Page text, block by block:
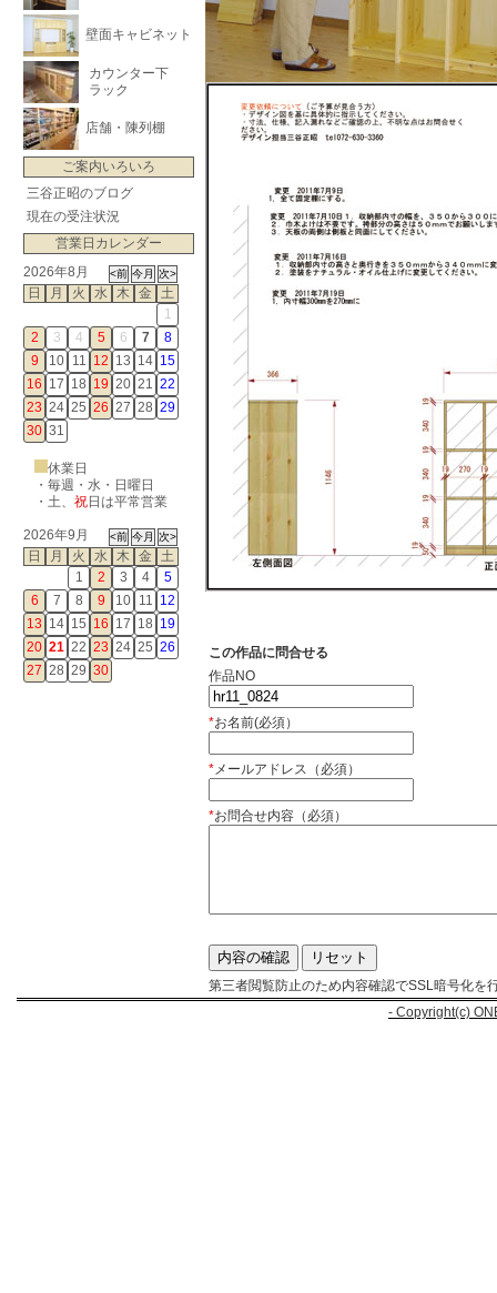
壁面キャビネット
カウンター下
ラック
店舗・陳列棚
ご案内いろいろ
三谷正昭のブログ
現在の受注状況
営業日カレンダー
2026年8月
日
月 火 水 木 金
土
1
2
3 4 5 6 7
8
9
10 11 12 13 14 15
16 17 18 19 20 21 22
23 24 25 26 27 28 29
30 31
休業日
・毎週・水・日曜日
・ 土、 祝日は平常営業
2026年9月
日
月 火 水 木 金
土
1
2 3 4
5
6
7 8 9 10 11 12
13 14 15 16 17 18 19
20 21 22 23 24 25 26
27 28 29 30
この作品に問合せる
作品NO
*お名前(必須）
*メールアドレス（必須）
*お問合せ内容（必須）
第三者閲覧防止のため内容確認でSSL暗号化を
- Copyright(c)